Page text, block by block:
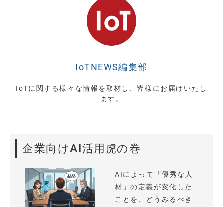
IoTNEWS編集部
IoTに関する様々な情報を取材し、皆様にお届けいたし
ます。
企業向けAI活用虎の巻
AIによって「優秀な人
材」の定義が変化した
ことを、どうみるべき